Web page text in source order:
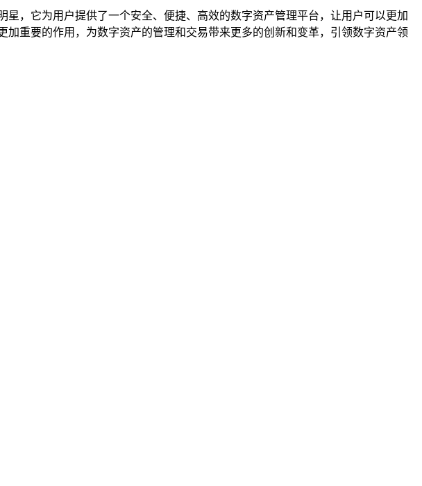
，它为用户提供了一个安全、便捷、高效的数字资产管理平台，让用户可以更加
重要的作用，为数字资产的管理和交易带来更多的创新和变革，引领数字资产领